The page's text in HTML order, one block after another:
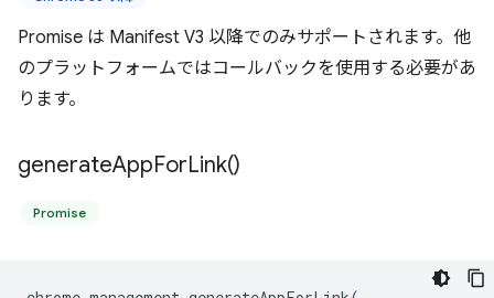
Promise は Manifest V3 以降でのみサポートされます。他
のプラットフォームではコールバックを使用する必要があ
ります。
generateAppForLink()
Promise